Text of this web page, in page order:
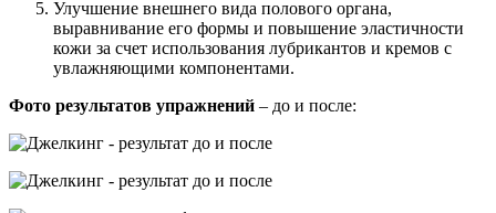
Улучшение внешнего вида полового органа,
выравнивание его формы и повышение эластичности
кожи за счет использования лубрикантов и кремов с
увлажняющими компонентами.
Фото результатов упражнений – до и после: